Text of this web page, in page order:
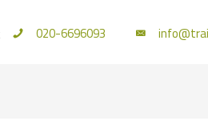
020-6696093